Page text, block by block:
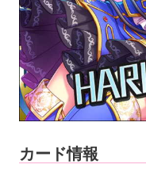
カード情報